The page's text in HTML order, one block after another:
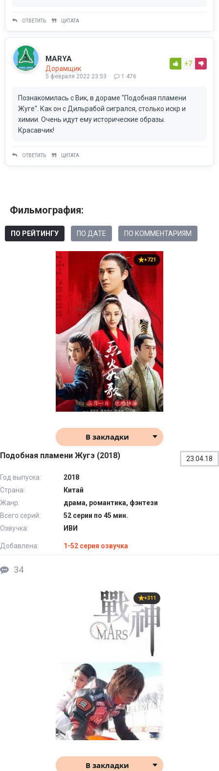
ОТВЕТИТЬ ЦИТАТА
MARYA
Дорамщик
5 февраля 2022 23:53 1 476
+7
Познакомилась с Вик, в дораме "Подобная пламени
Жуге". Как он с Дильрабой сигрался, столько искр и
химии. Очень идут ему исторические образы.
Красавчик!
ОТВЕТИТЬ ЦИТАТА
Фильмография:
ПО РЕЙТИНГУ ПО ДАТЕ ПО КОММЕНТАРИЯМ
+721
В закладки
Подобная пламени Жугэ (2018) 23.04.18
Год выпуска:
2018
Страна:
Китай
Жанр:
драма, романтика, фэнтези
Всего серий:
52 серии по 45 мин.
Озвучка:
ИВИ
Добавлена: 1-52 серия озвучка
34
+311
В закладки